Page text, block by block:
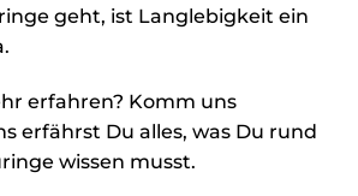
geht, ist Langlebigkeit ein
erfahren? Komm uns
erfährst Du alles, was Du rund
wissen musst.